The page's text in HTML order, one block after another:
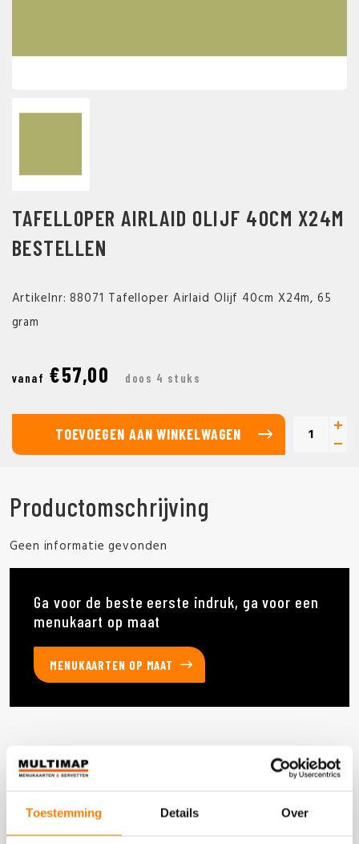
Toestemming Details Over
TAFELLOPER AIRLAID OLIJF 40CM X24M
BESTELLEN
Artikelnr: 88071 Tafelloper Airlaid Olijf 40cm X24m, 65
gram
vanaf €57,00 doos 4 stuks
TOEVOEGEN AAN WINKELWAGEN
Productomschrijving
Geen informatie gevonden
Ga voor de beste eerste indruk, ga voor een
menukaart op maat
MENUKAARTEN OP MAAT
Deze producten heb je eerder bekeken
DOOS 4 STUKS